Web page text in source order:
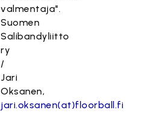
valmentaja".
Suomen
Salibandyliitto
ry
/
Jari
Oksanen,
jari.oksanen(at)floorball.fi